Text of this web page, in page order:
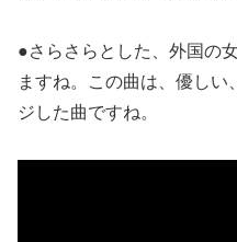
●さらさらとした、外国の
ますね。この曲は、優し
ジした曲ですね。